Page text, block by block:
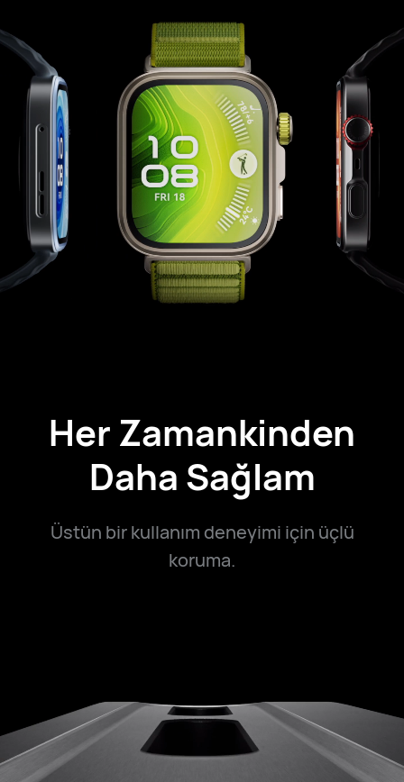
Her Zamankinden
Daha Sağlam
Üstün bir kullanım deneyimi için üçlü
koruma.